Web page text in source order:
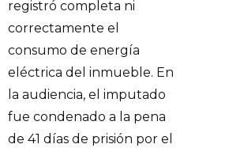
registró completa ni
correctamente el
consumo de energía
eléctrica del inmueble. En
la audiencia, el imputado
fue condenado a la pena
de 41 días de prisión por el